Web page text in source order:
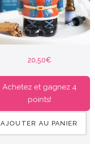
20,50€
Achetez et gagnez 4
points!
AJOUTER AU PANIER